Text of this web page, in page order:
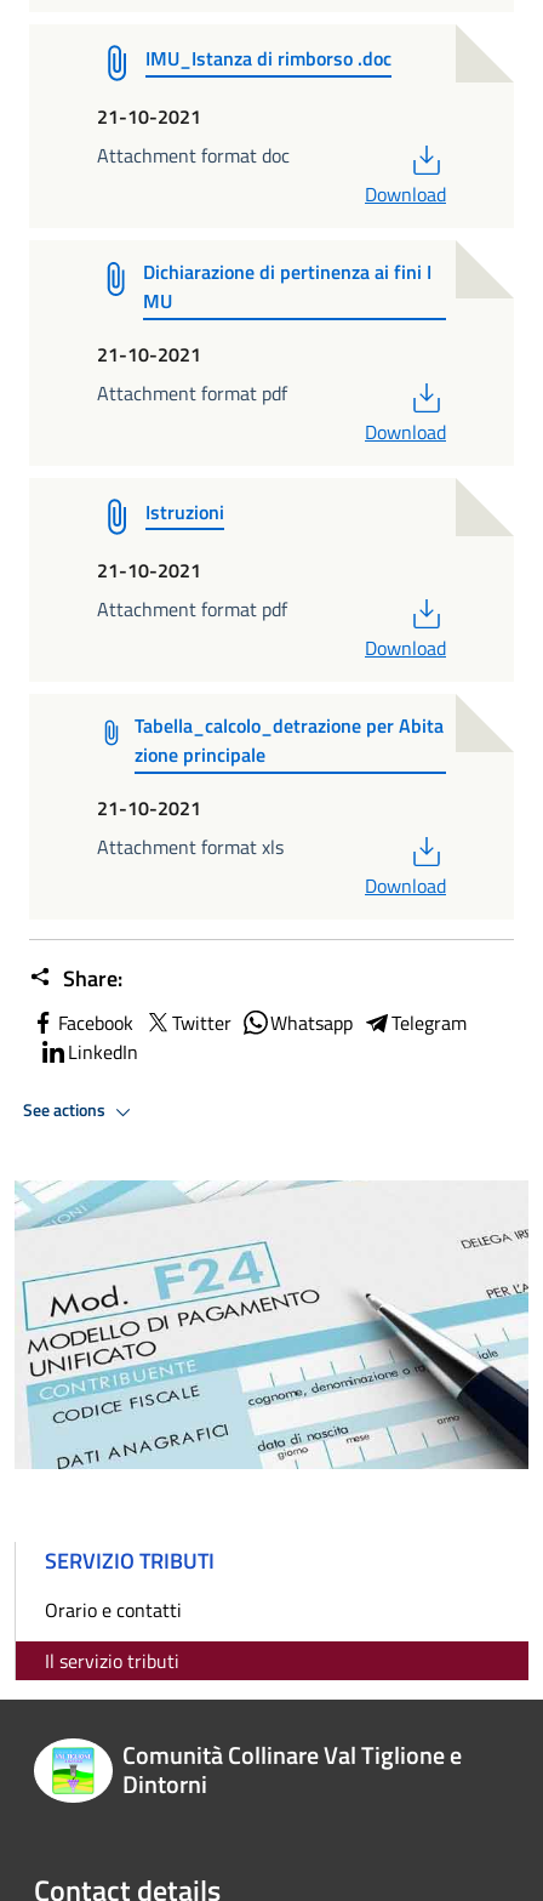
IMU_Istanza di rimborso .doc
21-10-2021
Attachment format doc
Download
Dichiarazione di pertinenza ai fini I
MU
21-10-2021
Attachment format pdf
Download
Istruzioni
21-10-2021
Attachment format pdf
Download
Tabella_calcolo_detrazione per Abita
zione principale
21-10-2021
Attachment format xls
Download
Share:
Facebook Twitter Whatsapp
Telegram
LinkedIn
See actions
SERVIZIO TRIBUTI
Orario e contatti
Il servizio tributi
Comunità Collinare Val Tiglione e
Dintorni
Contact details